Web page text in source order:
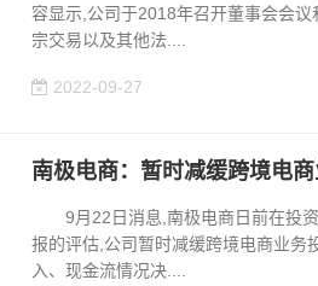
容显示,公司于2018年召开董事会会
宗交易以及其他法....
2022-09-27
南极电商：暂时减缓跨境电
9月22日消息,南极电商日前在投资
报的评估,公司暂时减缓跨境电商业务
入、现金流情况决....